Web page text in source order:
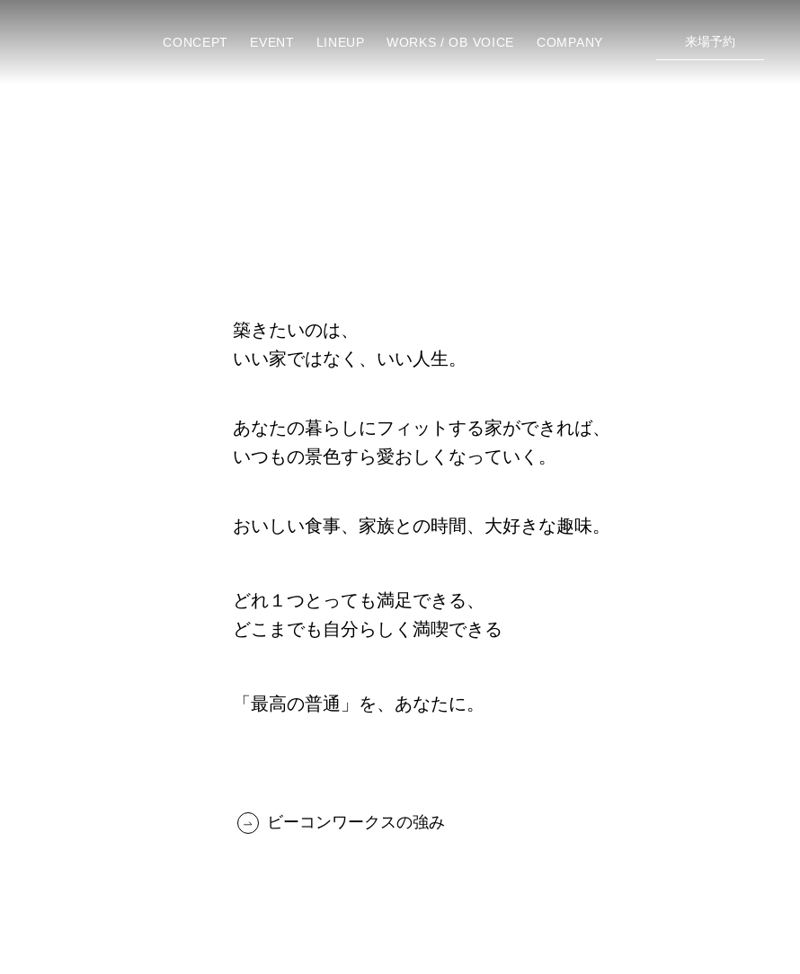
CONCEPT EVENT LINEUP WORKS / OB VOICE COMPANY 来場予約
築きたいのは、
いい家ではなく、いい人生。
あなたの暮らしにフィットする家ができれば、
いつもの景色すら愛おしくなっていく。
おいしい食事、家族との時間、大好きな趣味。
どれ１つとっても満足できる、
どこまでも自分らしく満喫できる
「最高の普通」を、あなたに。
ビーコンワークスの強み